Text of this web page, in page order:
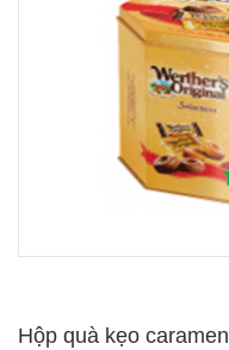
Hộp quà kẹo